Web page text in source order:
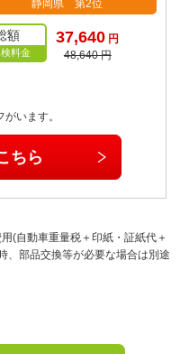
静岡県 第2位
額
料金
37,640 円
48,640 円
います。
ちら
(自動車重量税＋印紙・証紙代＋
、部品交換等が必要な場合は別途